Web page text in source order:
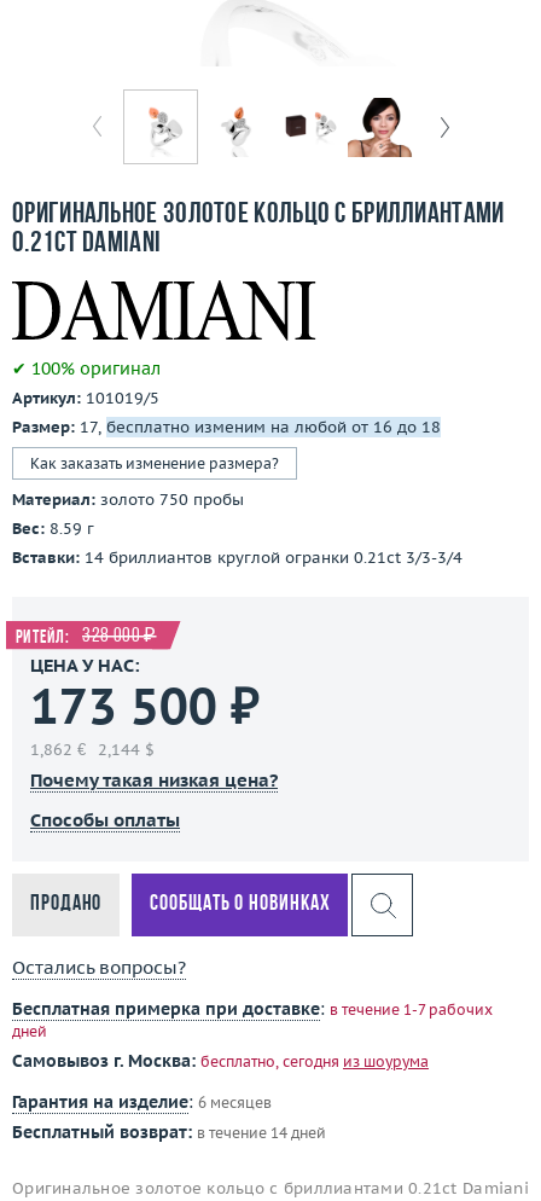
Покупка и оплата
Ломбард
Контакты
Заказать звонок
Оригинальное золотое кольцо с бриллиантами
0.21ct Damiani
✔ 100% оригинал
Артикул: 101019/5
Размер: 17, бесплатно изменим на любой от 16 до 18
Как заказать изменение размера?
Материал: золото 750 пробы
Вес: 8.59 г
Вставки: 14 бриллиантов круглой огранки 0.21ct 3/3-3/4
Ритейл: 328 000 ₽
ЦЕНА У НАС:
173 500 ₽
1,862 € 2,144 $
Почему такая низкая цена?
Способы оплаты
Продано Сообщать о новинках
Остались вопросы?
Бесплатная примерка при доставке: в течение 1-7 рабочих
дней
Самовывоз г. Москва: бесплатно, сегодня из шоурума
Гарантия на изделие: 6 месяцев
Бесплатный возврат: в течение 14 дней
Оригинальное золотое кольцо с бриллиантами 0.21ct Damiani